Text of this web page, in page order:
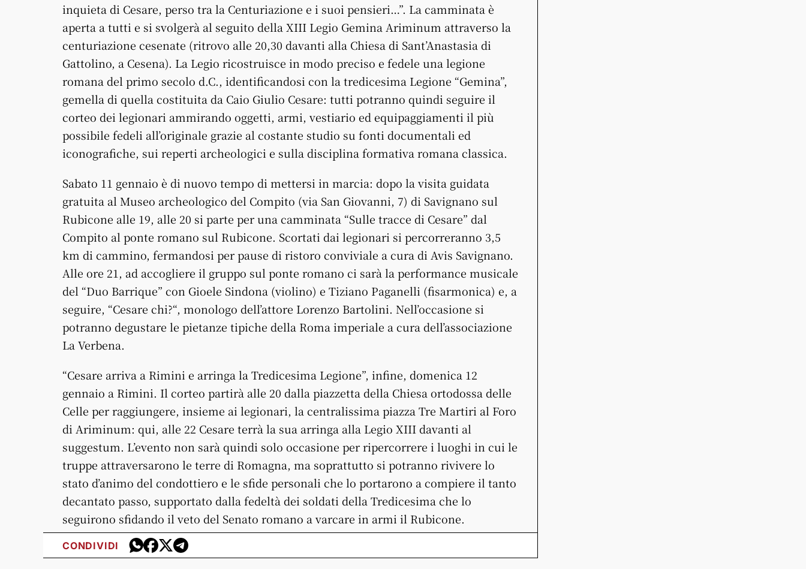
inquieta di Cesare, perso tra la Centuriazione e i suoi pensieri…”. La camminata è
aperta a tutti e si svolgerà al seguito della XIII Legio Gemina Ariminum attraverso la
centuriazione cesenate (ritrovo alle 20,30 davanti alla Chiesa di Sant’Anastasia di
Gattolino, a Cesena). La Legio ricostruisce in modo preciso e fedele una legione
romana del primo secolo d.C., identificandosi con la tredicesima Legione “Gemina”,
gemella di quella costituita da Caio Giulio Cesare: tutti potranno quindi seguire il
corteo dei legionari ammirando oggetti, armi, vestiario ed equipaggiamenti il più
possibile fedeli all’originale grazie al costante studio su fonti documentali ed
iconografiche, sui reperti archeologici e sulla disciplina formativa romana classica.
Sabato 11 gennaio è di nuovo tempo di mettersi in marcia: dopo la visita guidata
gratuita al Museo archeologico del Compito (via San Giovanni, 7) di Savignano sul
Rubicone alle 19, alle 20 si parte per una camminata “Sulle tracce di Cesare” dal
Compito al ponte romano sul Rubicone. Scortati dai legionari si percorreranno 3,5
km di cammino, fermandosi per pause di ristoro conviviale a cura di Avis Savignano.
Alle ore 21, ad accogliere il gruppo sul ponte romano ci sarà la performance musicale
del “Duo Barrique” con Gioele Sindona (violino) e Tiziano Paganelli (fisarmonica) e, a
seguire, “Cesare chi?“, monologo dell’attore Lorenzo Bartolini. Nell’occasione si
potranno degustare le pietanze tipiche della Roma imperiale a cura dell’associazione
La Verbena.
“Cesare arriva a Rimini e arringa la Tredicesima Legione”, infine, domenica 12
gennaio a Rimini. Il corteo partirà alle 20 dalla piazzetta della Chiesa ortodossa delle
Celle per raggiungere, insieme ai legionari, la centralissima piazza Tre Martiri al Foro
di Ariminum: qui, alle 22 Cesare terrà la sua arringa alla Legio XIII davanti al
suggestum. L’evento non sarà quindi solo occasione per ripercorrere i luoghi in cui le
truppe attraversarono le terre di Romagna, ma soprattutto si potranno rivivere lo
stato d’animo del condottiero e le sfide personali che lo portarono a compiere il tanto
decantato passo, supportato dalla fedeltà dei soldati della Tredicesima che lo
seguirono sfidando il veto del Senato romano a varcare in armi il Rubicone.
CONDIVIDI